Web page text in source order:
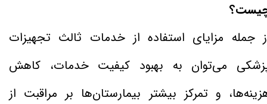
جمله مزایای استفاده از خدمات ثالث تجهیزات
می‌توان به بهبود کیفیت خدمات، کاهش
و تمرکز بیشتر بیمارستان‌ها بر مراقبت از